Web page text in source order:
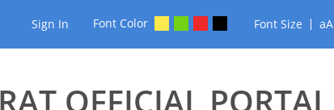
Sign In Font Color Font Size aA
OFFICIAL PORTAL